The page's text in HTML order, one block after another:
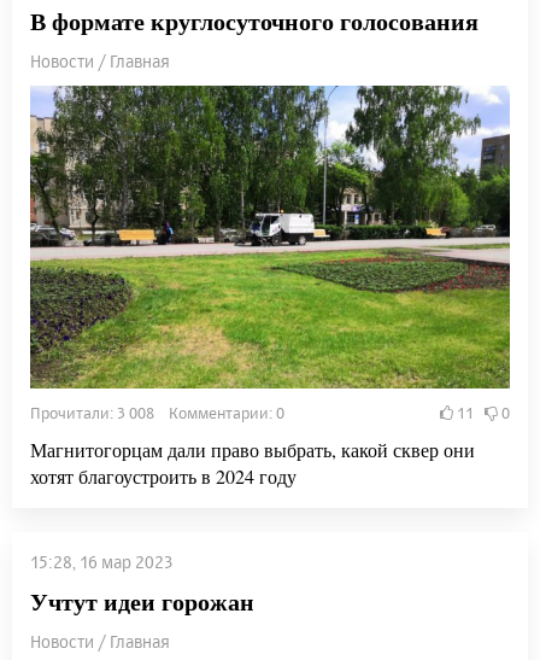
В формате круглосуточного голосования
Новости / Главная
Прочитали: 3 008 Комментарии: 0 11 0
Магнитогорцам дали право выбрать, какой сквер они
хотят благоустроить в 2024 году
15:28, 16 мар 2023
Учтут идеи горожан
Новости / Главная